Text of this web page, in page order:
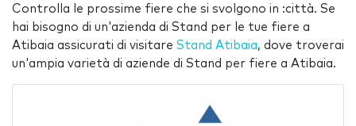
Controlla le prossime fiere che si svolgono in :città. Se
hai bisogno di un'azienda di Stand per le tue fiere a
Atibaia assicurati di visitare Stand Atibaia, dove troverai
un'ampia varietà di aziende di Stand per fiere a Atibaia.